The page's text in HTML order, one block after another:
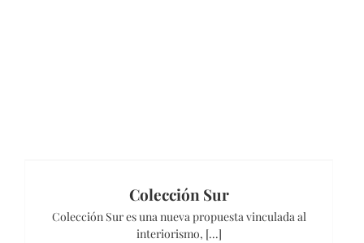
Colección Sur
Colección Sur es una nueva propuesta vinculada al
interiorismo, [...]